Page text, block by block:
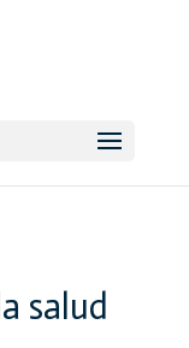
salud